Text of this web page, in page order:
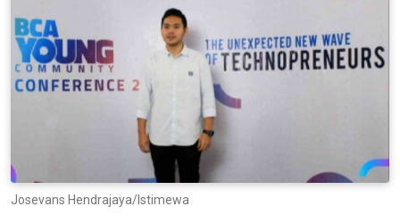
Josevans Hendrajaya/Istimewa